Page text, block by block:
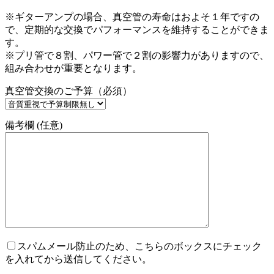
※ギターアンプの場合、真空管の寿命はおよそ１年ですの
で、定期的な交換でパフォーマンスを維持することができま
す。
※プリ管で８割、パワー管で２割の影響力がありますので、
組み合わせが重要となります。
真空管交換のご予算（必須）
備考欄 (任意)
スパムメール防止のため、こちらのボックスにチェック
を入れてから送信してください。